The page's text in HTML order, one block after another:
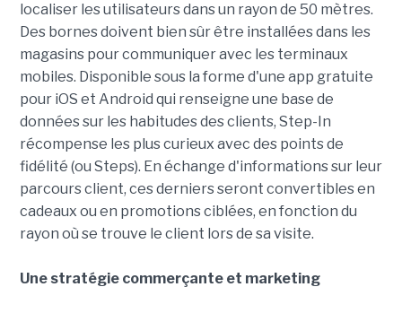
localiser les utilisateurs dans un rayon de 50 mètres.
Des bornes doivent bien sûr être installées dans les
magasins pour communiquer avec les terminaux
mobiles. Disponible sous la forme d'une app gratuite
pour iOS et Android qui renseigne une base de
données sur les habitudes des clients, Step-In
récompense les plus curieux avec des points de
fidélité (ou Steps). En échange d'informations sur leur
parcours client, ces derniers seront convertibles en
cadeaux ou en promotions ciblées, en fonction du
rayon où se trouve le client lors de sa visite.
Une stratégie commerçante et marketing